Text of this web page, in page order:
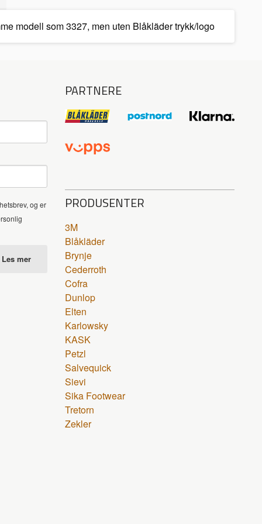
modell som 3327, men uten Blåkläder trykk/logo
og er
Les mer
PARTNERE
PRODUSENTER
3M
Blåkläder
Brynje
Cederroth
Cofra
Dunlop
Elten
Karlowsky
KASK
Petzl
Salvequick
Sievi
Sika Footwear
Tretorn
Zekler